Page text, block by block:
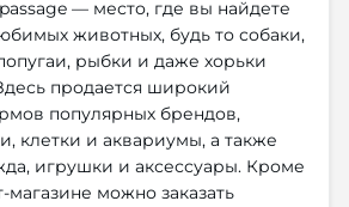
— место, где вы найдете
животных, будь то собаки,
рыбки и даже хорьки
продается широкий
популярных брендов,
клетки и аквариумы, а также
игрушки и аксессуары. Кроме
магазине можно заказать